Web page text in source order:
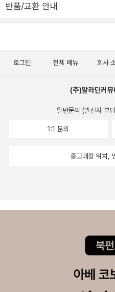
을 움직일 수 있을까? 캄캄한 동굴
치 않게 누군가에게 상처를 입히
일을 겪더라도 처음만큼 힘들지 않
는 다른 것은 아무것도 눈에 들어오
더 중요한 것은 어떻게 극복하고 한층
터 안에서의 시간들이 있었을 것이
을 때 회피의 일환으로 자살을 선택
랑하던 아이도 친구와의 관계 등으
헤어 나오지 못하고 극단의 선택을
장입니다. 지금 지원의 옆에 아무
서도 애매하게 끝나 지원이 어떤
다른 느낌이라 조금 낯설었지만 많
반품/교환 안내
로그인 전체 메뉴 회사
(주)알라딘커뮤
일반문의 (발신자 부
1:1 문의
중고매장 위치,